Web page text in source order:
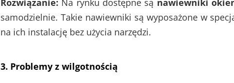
Rozwiązanie: Na rynku dostępne są nawiewniki
samodzielnie. Takie nawiewniki są wyposażone w
na ich instalację bez użycia narzędzi.
3. Problemy z wilgotnością